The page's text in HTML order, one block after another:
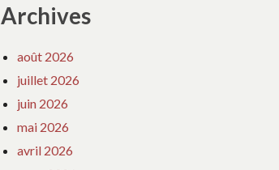
Archives
août 2026
juillet 2026
juin 2026
mai 2026
avril 2026